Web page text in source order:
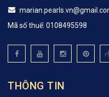
Mã số thuế: 0108495598
THÔNG TIN